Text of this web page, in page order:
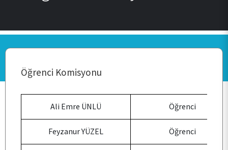
ANA SAYFA
KURUMSAL
Öğrenci Komisyonu
Ali Emre ÜNLÜ Öğrenci
Feyzanur YÜZEL Öğrenci